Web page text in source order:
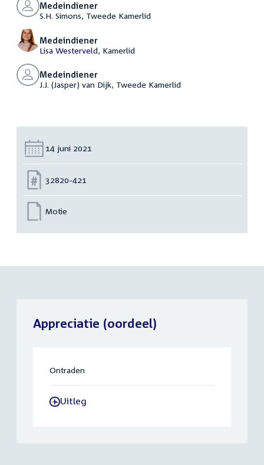
Medeindiener
S.H. Simons, Tweede Kamerlid
Medeindiener
Lisa Westerveld, Kamerlid
Medeindiener
J.J. (Jasper) van Dijk, Tweede Kamerlid
Datum:
14 juni 2021
Nummer:
32820-421
Motie
Appreciatie (oordeel)
Ontraden
-Uitleg